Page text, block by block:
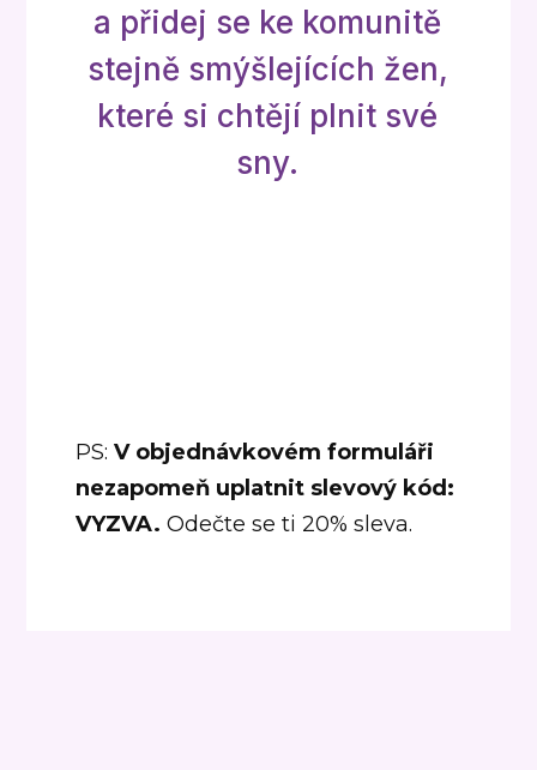
a přidej se ke komunitě
stejně smýšlejících žen,
které si chtějí plnit své
sny.
PS: V objednávkovém formuláři
nezapomeň uplatnit slevový kód:
VYZVA. Odečte se ti 20% sleva.